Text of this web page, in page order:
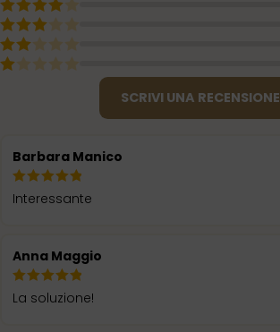
SCRIVI UNA RECENSIONE
Barbara Manico
Interessante
Anna Maggio
La soluzione!